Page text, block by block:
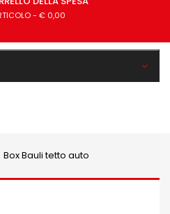
- € 0,00
Box Bauli tetto auto